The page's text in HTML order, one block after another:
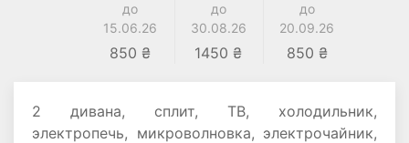
до
15.06.26
850 ₴
до
30.08.26
1450 ₴
до
20.09.26
850 ₴
2 дивана, сплит, ТВ, холодильник,
электропечь, микроволновка, электрочайник,